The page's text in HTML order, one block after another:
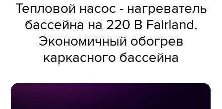
Тепловой насос - нагреватель
бассейна на 220 В Fairland.
Экономичный обогрев
каркасного бассейна